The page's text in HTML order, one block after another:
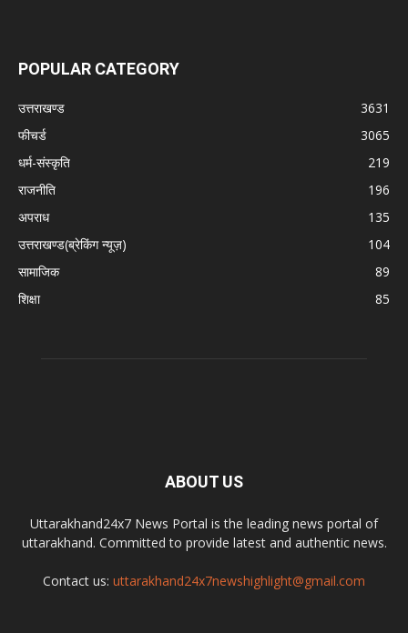
POPULAR CATEGORY
उत्तराखण्ड
3631
फीचर्ड
3065
धर्म-संस्कृति
219
राजनीति
196
अपराध
135
उत्तराखण्ड(ब्रेकिंग न्यूज़)
104
सामाजिक
89
शिक्षा
85
ABOUT US
Uttarakhand24x7 News Portal is the leading news portal of
uttarakhand. Committed to provide latest and authentic news.
Contact us: uttarakhand24x7newshighlight@gmail.com